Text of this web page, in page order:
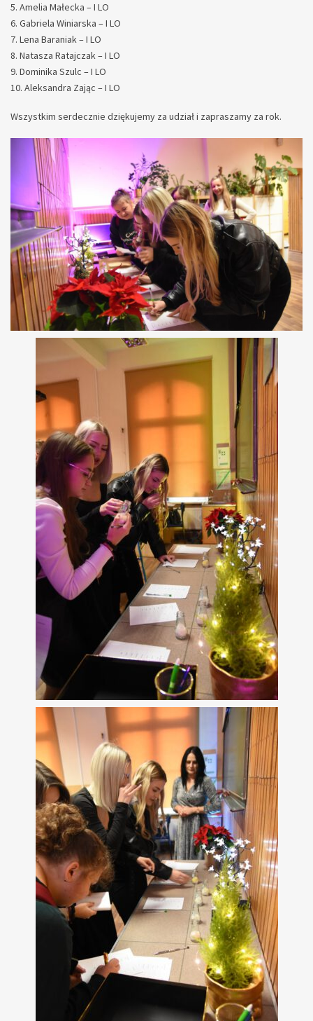
Amelia Małecka – I LO
Gabriela Winiarska – I LO
Lena Baraniak – I LO
Natasza Ratajczak – I LO
Dominika Szulc – I LO
Aleksandra Zając – I LO
Wszystkim serdecznie dziękujemy za udział i zapraszamy za rok.